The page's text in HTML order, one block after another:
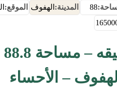
88 المدينة: الهفوف الموقع:
– الأحساء